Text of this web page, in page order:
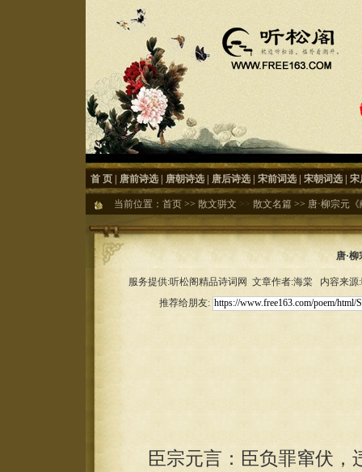
首 页 唐前诗选 唐朝诗选 唐后诗选 宋前词选 宋朝词选 宋
当前位置： 首页 >> 散文骈文 >> 散文名篇 >> 唐·柳宗元
唐·
服务提供:听松阁精品诗词网 文章作者:海棠 内容来
推荐给朋友:
臣宗元言：臣负罪窜伏，